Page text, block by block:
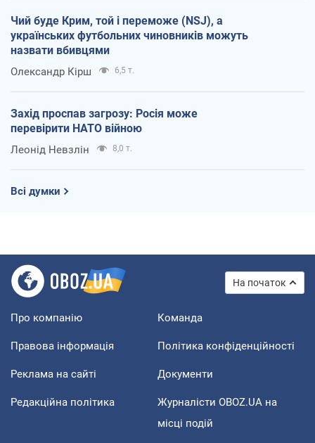
Чий буде Крим, той і переможе (NSJ), а
українських футбольних чиновників можуть
назвати вбивцями
Олександр Кірш 6,5 т.
Захід проспав загрозу: Росія може
перевірити НАТО війною
Леонід Невзлін 8,0 т.
Всі думки
На початок
Про компанію Команда
Правова інформація Політика конфіденційності
Реклама на сайті Документи
Редакційна політика
Журналісти OBOZ.UA на
місці подій